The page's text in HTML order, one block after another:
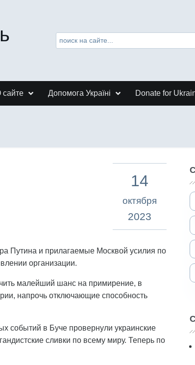
сайте Допомога Україні Donate for
14
октября
2023
Путина и прилагаемые Москвой усилия по
организации.
малейший шанс на примирение, в
напрочь отключающие способность
событий в Буче провернули украинские
сливки по всему миру. Теперь по